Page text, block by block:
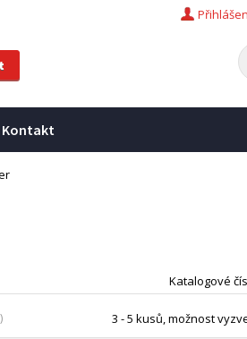
Kontakt
Katalogové
3 - 5 kusů, možnost